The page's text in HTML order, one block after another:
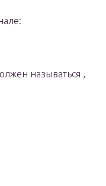
называться ,